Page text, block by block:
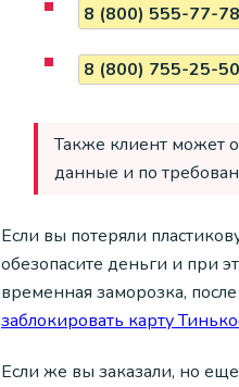
8 (800) 555-77-78
8 (800) 755-25-50
Также клиент может
данные и по
Если вы потеряли
обезопасите деньги и при
временная заморозка,
заблокировать карту
Если же вы заказали, но